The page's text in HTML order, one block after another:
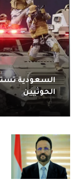
السعودية
الحوثيين